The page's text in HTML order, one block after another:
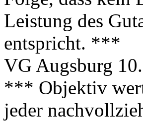
Leistung des
entspricht. ***
VG Augsburg
*** Objektiv
jeder